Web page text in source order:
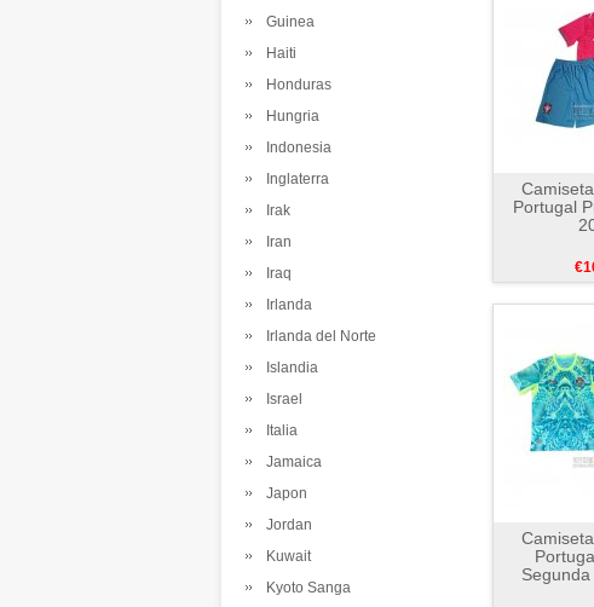
Guinea
Haiti
Honduras
Hungria
Indonesia
Inglaterra
Irak
Iran
Iraq
Irlanda
Irlanda del Norte
Islandia
Israel
Italia
Jamaica
Japon
Jordan
Kuwait
Kyoto Sanga
Portugal